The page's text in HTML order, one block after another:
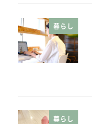
暮らし
暮らし